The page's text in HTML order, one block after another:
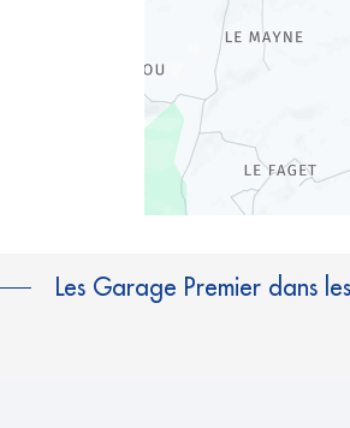
Les Garage Premier dans